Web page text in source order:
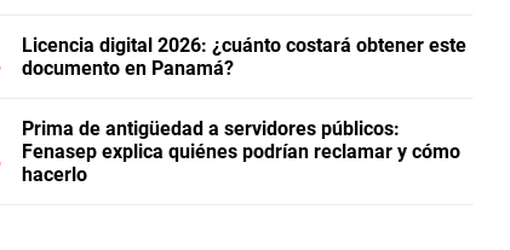
Licencia digital 2026: ¿cuánto costará obtener este
documento en Panamá?
Prima de antigüedad a servidores públicos:
Fenasep explica quiénes podrían reclamar y cómo
hacerlo